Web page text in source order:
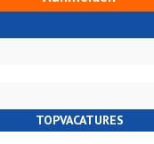
TOPVACATURES